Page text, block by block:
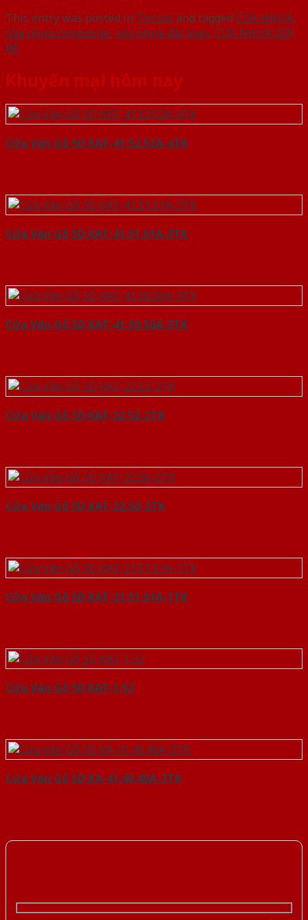
This entry was posted in Tin tứcand tagged CỬA NHỰA,
cửa nhựa composite, cửa nhựa đài loan, CỬA NHỰA GIÁ
RẺ.
Khuyến mại hôm nay
Cửa Vân Gỗ 5D KAT-41.52.52A-4TK
Cửa Vân Gỗ 5D KAT-41.51.51A-3TK
Cửa Vân Gỗ 5D KAT-41.50.50A-3TK
Cửa Vân Gỗ 5D KAT-22.52-2TK
Cửa Vân Gỗ 5D KAT-22.50-2TK
Cửa Vân Gỗ 5D KAT-21.51.51A-1TK
Cửa Vân Gỗ 5D KAT-1.52
Cửa Vân Gỗ 5D KA-41.40.40A-3TK